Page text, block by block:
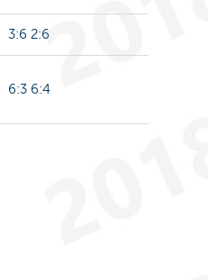
3:6 2:6
6:3 6:4